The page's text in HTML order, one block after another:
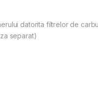
datorita filtrelor de
separat)